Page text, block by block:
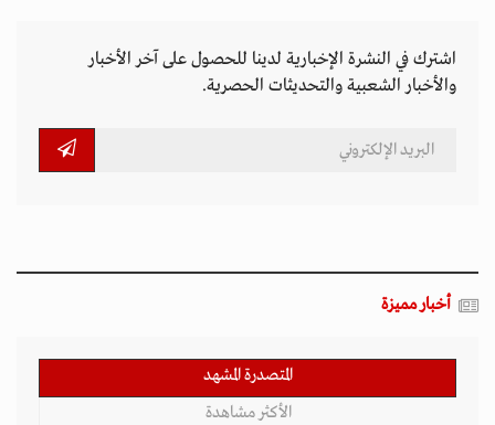
اشترك في النشرة الإخبارية لدينا للحصول على آخر الأخبار
والأخبار الشعبية والتحديثات الحصرية.
أخبار مميزة
المتصدرة المشهد
الأكثر مشاهدة